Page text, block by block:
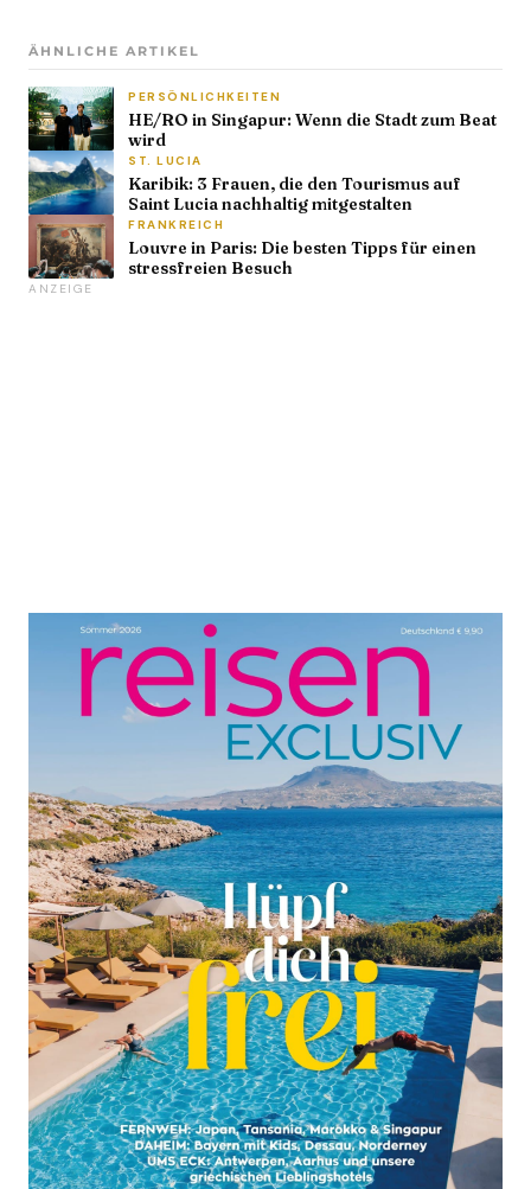
ÄHNLICHE ARTIKEL
PERSÖNLICHKEITEN
HE/RO in Singapur: Wenn die Stadt zum Beat
wird
ST. LUCIA
Karibik: 3 Frauen, die den Tourismus auf
Saint Lucia nachhaltig mitgestalten
FRANKREICH
Louvre in Paris: Die besten Tipps für einen
stressfreien Besuch
ANZEIGE